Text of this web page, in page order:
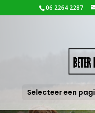
06 2264 2287
Selecteer een